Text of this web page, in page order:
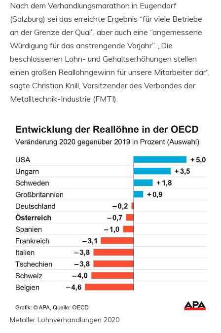
Nach dem Verhandlungsmarathon in Eugendorf
(Salzburg) sei das erreichte Ergebnis “für viele Betriebe
an der Grenze der Qual”, aber auch eine “angemessene
Würdigung für das anstrengende Vorjahr”. „Die
beschlossenen Lohn- und Gehaltserhöhungen stellen
einen großen Reallohngewinn für unsere Mitarbeiter dar“,
sagte Christian Knill, Vorsitzender des Verbandes der
Metalltechnik-Industrie (FMTI).
Metaller Lohnverhandlungen 2020